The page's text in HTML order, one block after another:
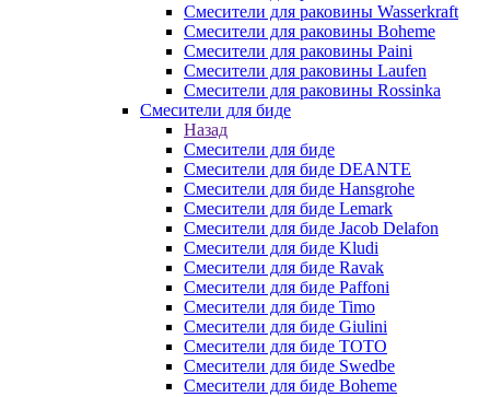
Смесители для раковины Wasserkraft
Смесители для раковины Boheme
Смесители для раковины Paini
Смесители для раковины Laufen
Смесители для раковины Rossinka
Смесители для биде
Назад
Смесители для биде
Смесители для биде DEANTE
Смесители для биде Hansgrohe
Смесители для биде Lemark
Смесители для биде Jacob Delafon
Смесители для биде Kludi
Смесители для биде Ravak
Смесители для биде Paffoni
Смесители для биде Timo
Смесители для биде Giulini
Смесители для биде TOTO
Смесители для биде Swedbe
Смесители для биде Boheme